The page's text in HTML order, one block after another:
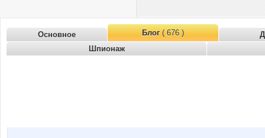
Основное Блог( 676 )
Шпионаж